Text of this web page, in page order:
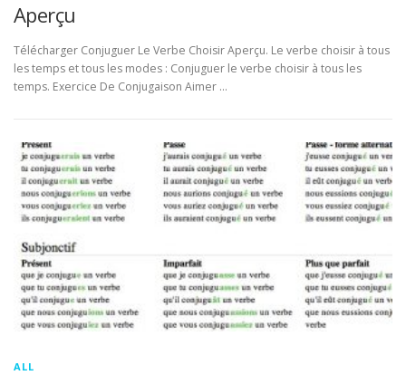
Aperçu
Télécharger Conjuguer Le Verbe Choisir Aperçu. Le verbe choisir à tous
les temps et tous les modes : Conjuguer le verbe choisir à tous les
temps. Exercice De Conjugaison Aimer …
ALL